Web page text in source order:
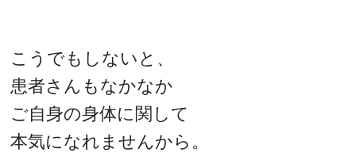
こうでもしないと、
患者さんもなかなか
ご自身の身体に関して
本気になれませんから。